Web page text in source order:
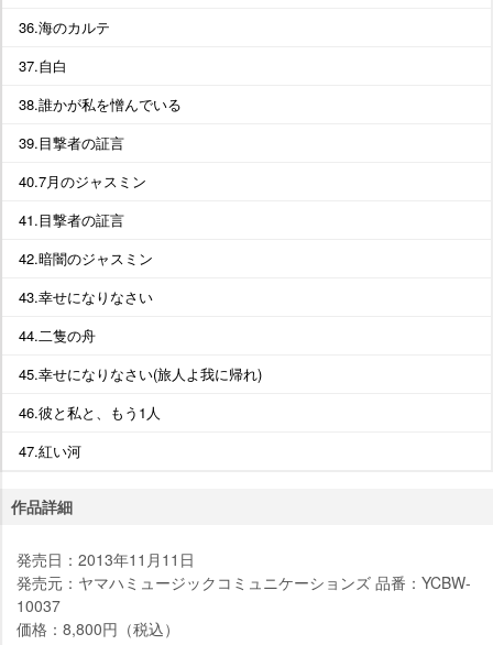
36.海のカルテ
37.自白
38.誰かが私を憎んでいる
39.目撃者の証言
40.7月のジャスミン
41.目撃者の証言
42.暗闇のジャスミン
43.幸せになりなさい
44.二隻の舟
45.幸せになりなさい(旅人よ我に帰れ)
46.彼と私と、もう1人
47.紅い河
作品詳細
発売日：2013年11月11日
発売元：ヤマハミュージックコミュニケーションズ 品番：YCBW-
10037
価格：8,800円（税込）